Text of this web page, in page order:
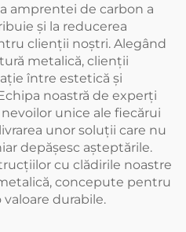
amprentei de carbon a
și la reducerea
clienții noștri. Alegând
metalică, clienții
între estetică și
noastră de experți
unice ale fiecărui
unor soluții care nu
depășesc așteptările.
cu clădirile noastre
concepute pentru
durabile.